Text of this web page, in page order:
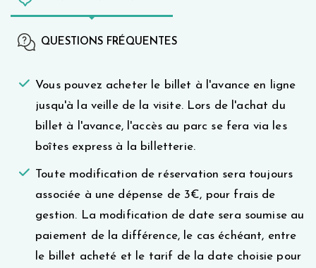
QUESTIONS FRÉQUENTES
Vous pouvez acheter le billet à l'avance en ligne
jusqu'à la veille de la visite. Lors de l'achat du
billet à l'avance, l'accès au parc se fera via les
boîtes express à la billetterie.
Toute modification de réservation sera toujours
associée à une dépense de 3€, pour frais de
gestion. La modification de date sera soumise au
paiement de la différence, le cas échéant, entre
le billet acheté et le tarif de la date choisie pour